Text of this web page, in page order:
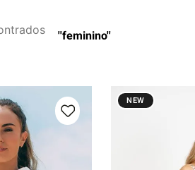
feminino
NEW